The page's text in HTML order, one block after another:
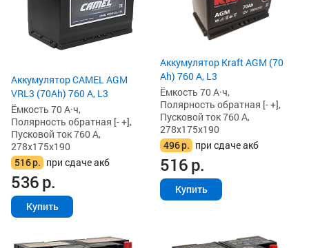
Аккумулятор CAMEL AGM
VRL3 (70Ah) 760 А, L3
Ёмкость 70 А·ч,
Полярность обратная [- +],
Пусковой ток 760 А,
278x175x190
516р. при сдаче акб
536р.
Купить
Аккумулятор Kraft AGM (70
Ah) 760 А, L3
Ёмкость 70 А·ч,
Полярность обратная [- +],
Пусковой ток 760 А,
278x175x190
496р. при сдаче акб
516р.
Купить